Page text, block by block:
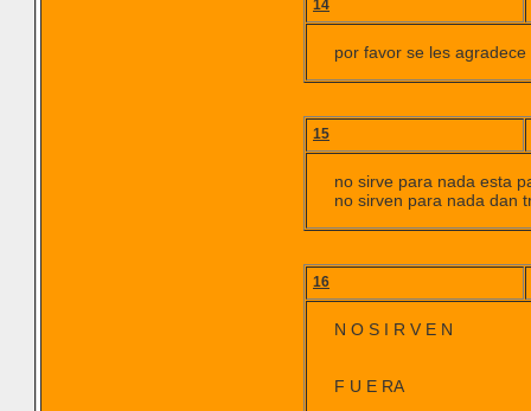
14
por favor se les
15
no sirve para nada esta
no sirven para nada dan
16
N O S I R V E N
F U E RA